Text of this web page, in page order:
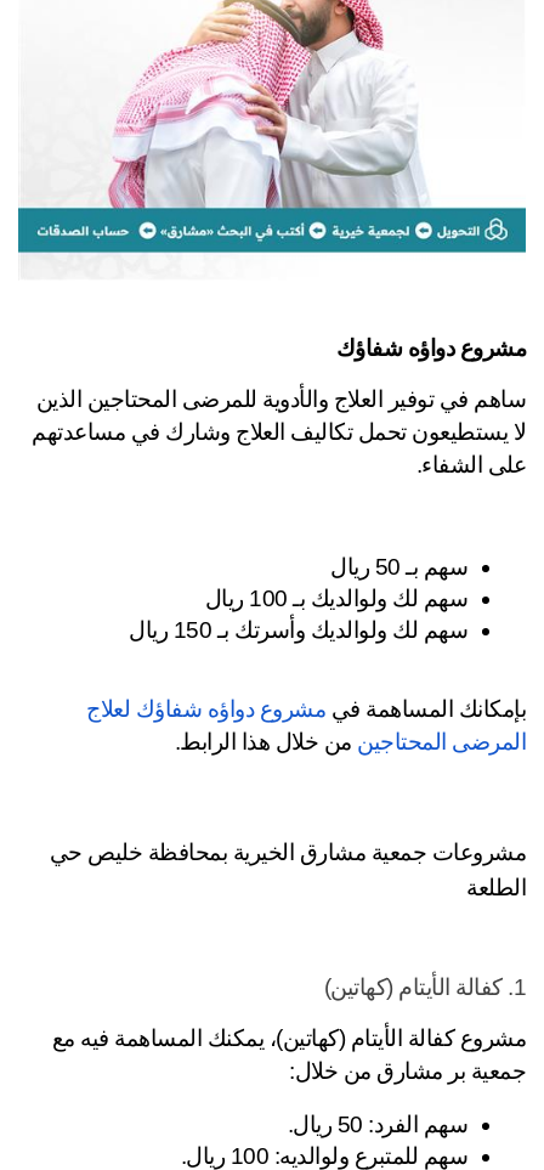
دواؤه شفاؤك
ساهم في توفير العلاج والأدوية للمرضى المحتاجين الذين
لا يستطيعون تحمل تكاليف العلاج وشارك في مساعدتهم
الشفاء.
سهم بـ 50 ريال
سهم لك ولوالديك بـ 100 ريال
سهم لك ولوالديك وأسرتك بـ 150 ريال
المساهمة في
مشروع دواؤه شفاؤك لعلاج
المحتاجين من خلال هذا الرابط.
مشروعات جمعية مشارق الخيرية بمحافظة خليص حي
مشروع كفالة الأيتام (كهاتين)، يمكنك المساهمة فيه مع
بر مشارق من خلال:
سهم الفرد: 50 ريال.
سهم للمتبرع ولوالديه: 100 ريال.